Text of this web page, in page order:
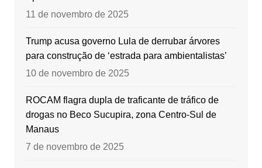
11 de novembro de 2025
Trump acusa governo Lula de derrubar árvores
para construção de ‘estrada para ambientalistas’
10 de novembro de 2025
ROCAM flagra dupla de traficante de tráfico de
drogas no Beco Sucupira, zona Centro-Sul de
Manaus
7 de novembro de 2025